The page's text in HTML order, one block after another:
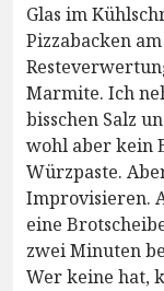
Glas im
Pizzabacken
Marmite. Ich
bisschen Salz
wohl aber kein
Würzpaste.
Improvisieren.
eine
zwei Minuten
Wer keine hat,